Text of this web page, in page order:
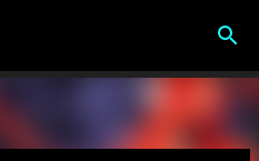
principal